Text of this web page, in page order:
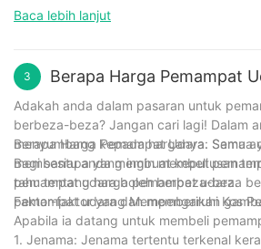
penting. Dengan lebih 30 tahun
mengendalikannya dengan betul. Jadi,
udara yang dioptimumkan.
Baca lebih lanjut
3 Berapa Harga Pemampat
Adakah anda dalam pasaran untuk
berbeza-beza? Jangan cari lagi! Dalam
menyumbang kepada harganya. Sama
membantu anda membuat keputusan
tahu tentang harga pemampat udara.
Berapa Harga Pemampat Udara: Semua
Bagi sesiapa yang ingin membeli
pemampat udara boleh berbeza-beza
pemampat udara dan memberikan
Faktor-faktor yang Mempengaruhi Kos
Apabila ia datang untuk membeli
1. Jenama: Jenama tertentu terkenal